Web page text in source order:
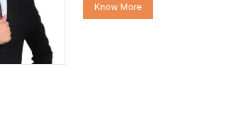
Know More